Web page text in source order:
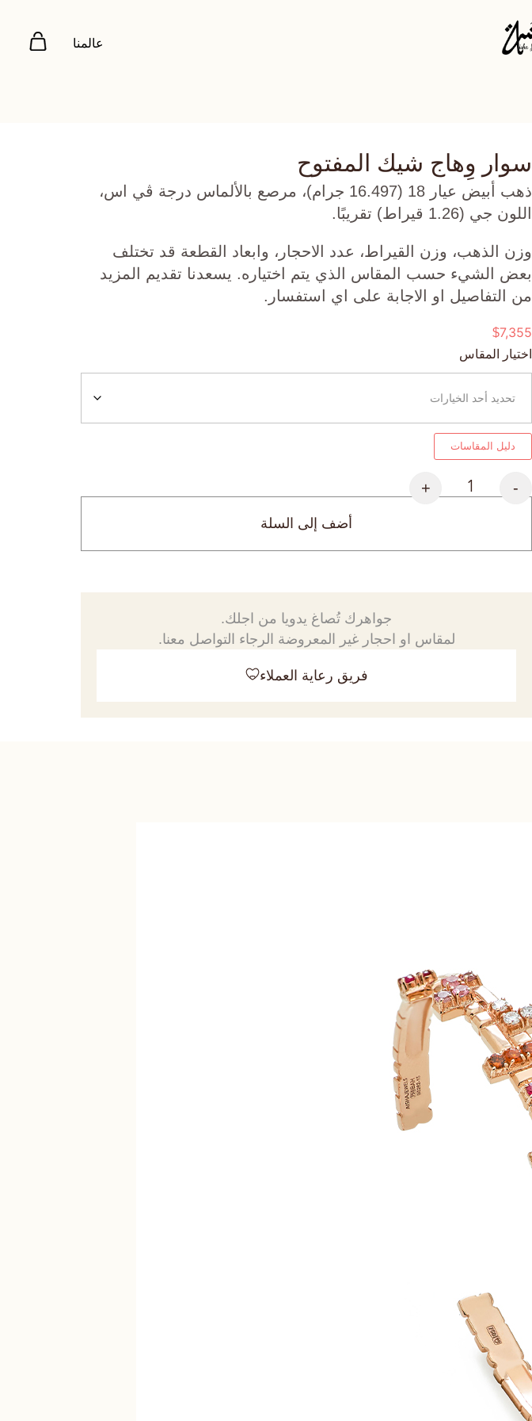
عالمنا
سوار وِهاج شيك المفتوح
ذهب أبيض عيار 18 (16.497 جرام)، مرصع بالألماس درجة ڤي اس،
اللون جي (1.26 قيراط) تقريبًا.
وزن الذهب، وزن القيراط، عدد الاحجار، وابعاد القطعة قد تختلف
بعض الشيء حسب المقاس الذي يتم اختياره. يسعدنا تقديم المزيد
من التفاصيل او الاجابة على اي استفسار.
$7,355
اختيار المقاس
دليل المقاسات
-
+
أضف إلى السلة
جواهرك تُصاغ يدويا من اجلك.
لمقاس او احجار غير المعروضة الرجاء التواصل معنا.
فريق رعاية العملاء